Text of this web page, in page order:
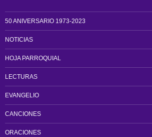
50 ANIVERSARIO 1973-2023
NOTICIAS
HOJA PARROQUIAL
LECTURAS
EVANGELIO
CANCIONES
ORACIONES